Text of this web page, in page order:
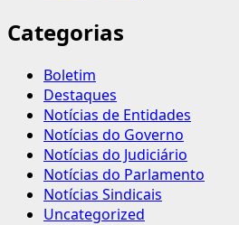
Categorias
Boletim
Destaques
Notícias de Entidades
Notícias do Governo
Notícias do Judiciário
Notícias do Parlamento
Notícias Sindicais
Uncategorized